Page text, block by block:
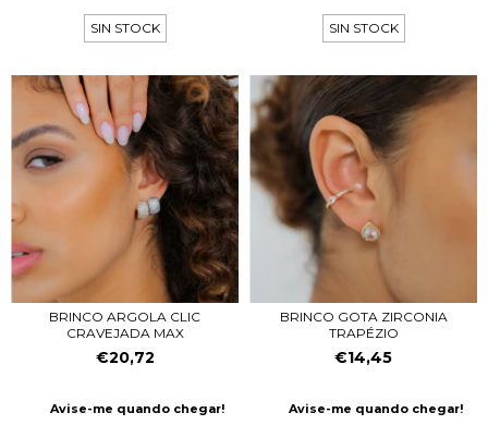
SIN STOCK SIN STOCK
BRINCO ARGOLA CLIC
CRAVEJADA MAX
€20,72
Avise-me quando chegar!
BRINCO GOTA ZIRCONIA
TRAPÉZIO
€14,45
Avise-me quando chegar!